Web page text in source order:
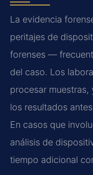
La evidencia
peritajes de
forenses —
del caso. Los
procesar
los resultados
En casos que
análisis de
tiempo adicional